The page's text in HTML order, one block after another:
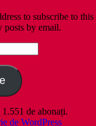
to subscribe to
posts by email.
de abonați.
de WordPress